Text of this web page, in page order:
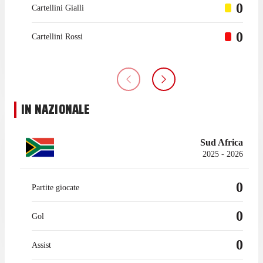
Cartellini Gialli 0
Cartellini Rossi 0
IN NAZIONALE
Sud Africa
2025 - 2026
Partite giocate 0
Gol 0
Assist 0